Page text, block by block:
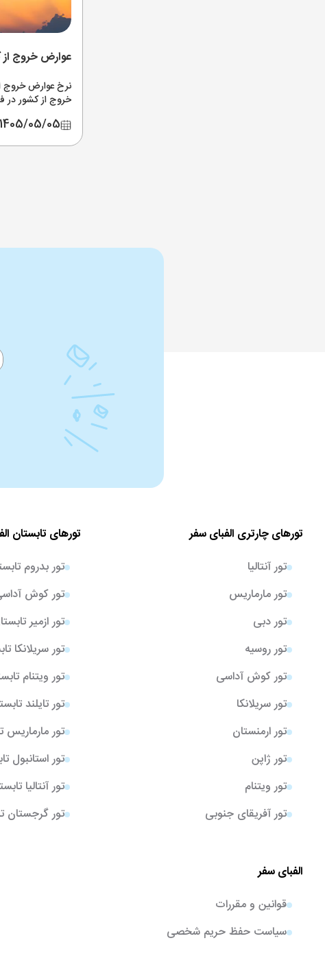
عوارض خروج از
نرخ عوارض خروج
خروج از کشور در
آخرین اخبار از
1405/05/05
تورهای چارتری الفبای سفر
تور آنتالیا
تور مارماریس
تور دبی
تور روسیه
تور کوش آداسی
تور سریلانکا
تور ارمنستان
تور ژاپن
تور ویتنام
تور آفریقای جنوبی
تورهای تابستان
تور بدروم
تور کوش
تور ازمیر
تور سریلانکا
تور ویتنام
تور تایلند
تور مارماریس
تور استانبول
تور آنتالیا
تور گرجستان
الفبای سفر
قوانین و مقررات
سیاست حفظ حریم شخصی